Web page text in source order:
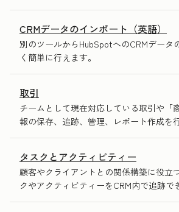
CRMデータのインポート（英語）
別のツールからHubSpotへのCRMデータ
く簡単に行えます。
取引
チームとして現在対応している取引や「
報の保存、追跡、管理、レポート作成を
タスクとアクティビティー
顧客やクライアントとの関係構築に役立
クやアクティビティーをCRM内で追跡で